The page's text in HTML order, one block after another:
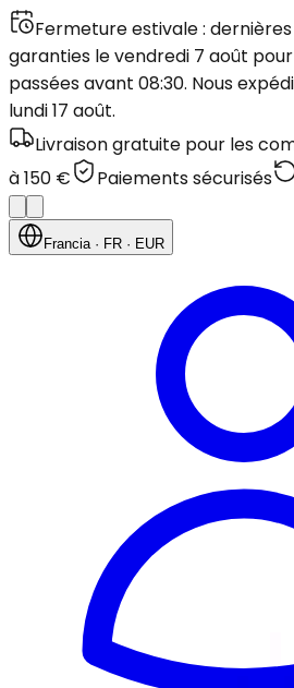
Fermeture estivale :
garanties le vendredi 7 août
passées avant 08:30. Nous
lundi 17 août.
Livraison gratuite pour les
à 150 €
Paiements sécurisés
Francia· FR · EUR